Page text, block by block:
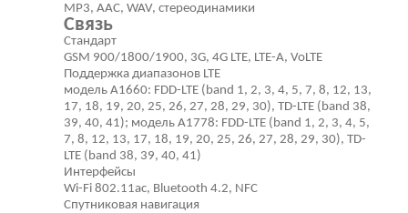
MP3, AAC, WAV, стереодинамики
Связь
Стандарт
GSM 900/1800/1900, 3G, 4G LTE, LTE-A, VoLTE
Поддержка диапазонов LTE
модель A1660: FDD-LTE (band 1, 2, 3, 4, 5, 7, 8, 12, 13,
17, 18, 19, 20, 25, 26, 27, 28, 29, 30), TD-LTE (band 38,
39, 40, 41); модель A1778: FDD-LTE (band 1, 2, 3, 4, 5,
7, 8, 12, 13, 17, 18, 19, 20, 25, 26, 27, 28, 29, 30), TD-
LTE (band 38, 39, 40, 41)
Интерфейсы
Wi-Fi 802.11ac, Bluetooth 4.2, NFC
Спутниковая навигация